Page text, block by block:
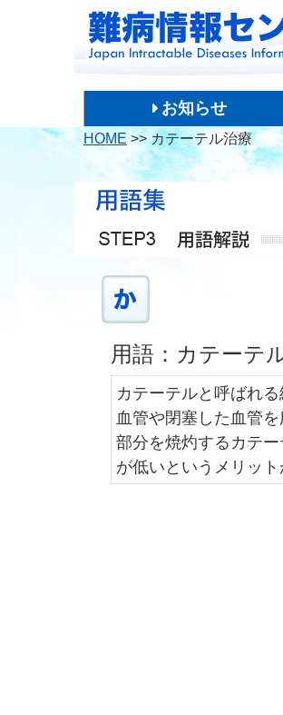
お知らせ
HOME>>カテーテル治療
用語：カテーテ
カテーテルと呼ばれ
血管や閉塞した血管
部分を焼灼するカテ
が低いというメリット